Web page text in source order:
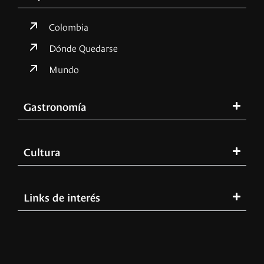
Colombia
Dónde Quedarse
Mundo
Gastronomía
Cultura
Links de interés